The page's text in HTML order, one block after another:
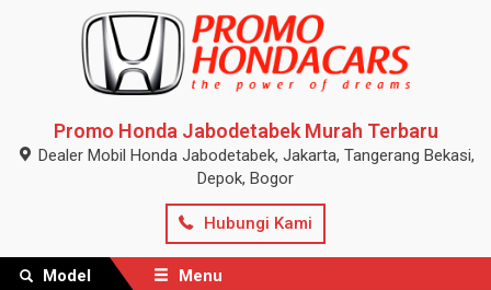
Promo Honda Jabodetabek Murah Terbaru
Dealer Mobil Honda Jabodetabek, Jakarta, Tangerang Bekasi,
Depok, Bogor
Hubungi Kami
Model Menu